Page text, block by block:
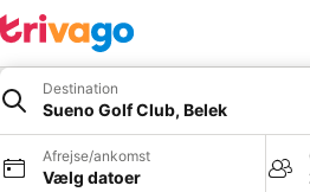
Destination
Sueno Golf Club, Belek
Afrejse/ankomst
Vælg datoer